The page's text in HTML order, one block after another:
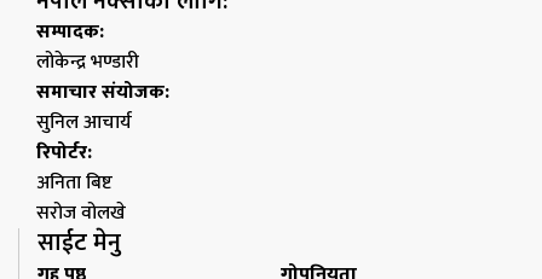
सम्पादक:
लोकेन्द्र भण्डारी
समाचार संयोजक:
सुनिल आचार्य
रिपोर्टर:
अनिता बिष्ट
सरोज वोलखे
साईट मेनु